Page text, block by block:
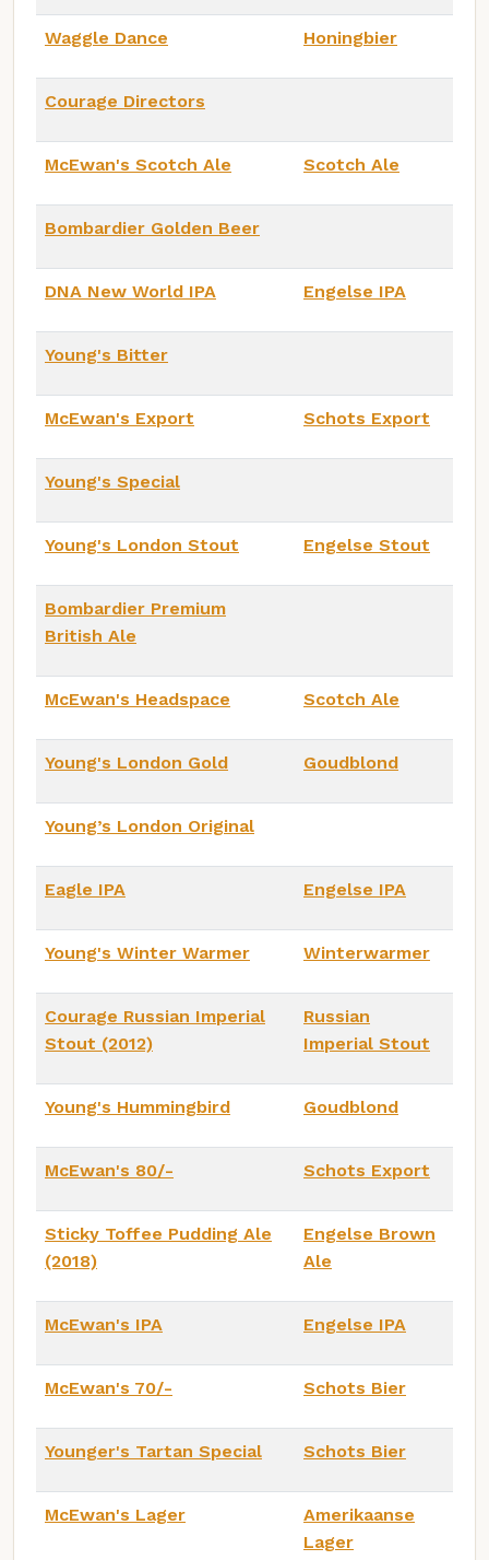
Waggle Dance Honingbier
Courage Directors
McEwan's Scotch Ale Scotch Ale
Bombardier Golden Beer
DNA New World IPA Engelse IPA
Young's Bitter
McEwan's Export Schots Export
Young's Special
Young's London Stout Engelse Stout
Bombardier Premium
British Ale
McEwan's Headspace Scotch Ale
Young's London Gold Goudblond
Young’s London Original
Eagle IPA Engelse IPA
Young's Winter Warmer Winterwarmer
Courage Russian Imperial
Stout (2012)
Russian
Imperial Stout
Young's Hummingbird Goudblond
McEwan's 80/- Schots Export
Sticky Toffee Pudding Ale
(2018)
Engelse Brown
Ale
McEwan's IPA Engelse IPA
McEwan's 70/- Schots Bier
Younger's Tartan Special Schots Bier
McEwan's Lager
Amerikaanse
Lager